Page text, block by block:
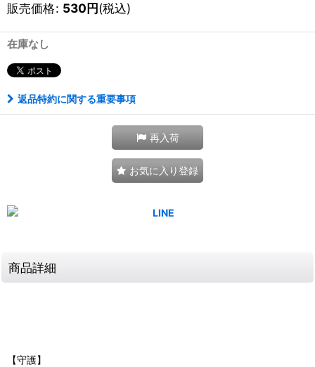
販売価格: 530円(税込)
在庫なし
返品特約に関する重要事項
再入荷
お気に入り登録
商品詳細
【守護】